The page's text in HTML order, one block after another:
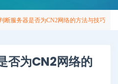
断服务器是否为CN2网络的方法与技巧
否为CN2网络的